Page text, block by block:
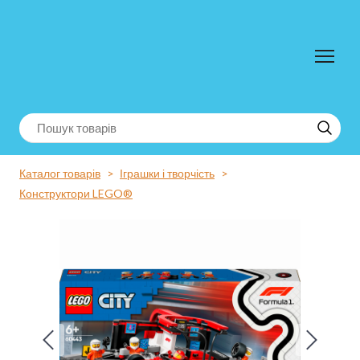
Каталог товарів
Іграшки і творчість
Конструктори LEGO®